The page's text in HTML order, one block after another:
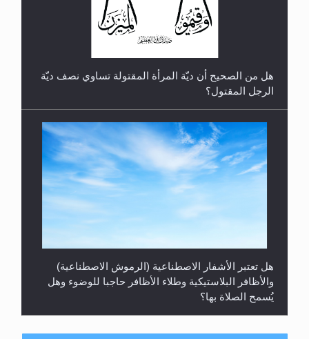
هل من الصحيح أن ديّة المرأة المقتولة تساوي نصف ديّة
الرجل المقتول؟
هل تعتبر الأشفار الاصطناعية (الرموش الاصطناعية)
والأظافر البلاستيكية وطلاء الأظافر حاجبا للوضوء وهل
يُسمح الصلاة بها؟